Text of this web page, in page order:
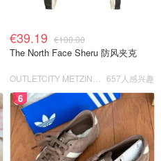
€39.19 €100.00
The North Face Sheru 防风夹克
657人感兴趣
6